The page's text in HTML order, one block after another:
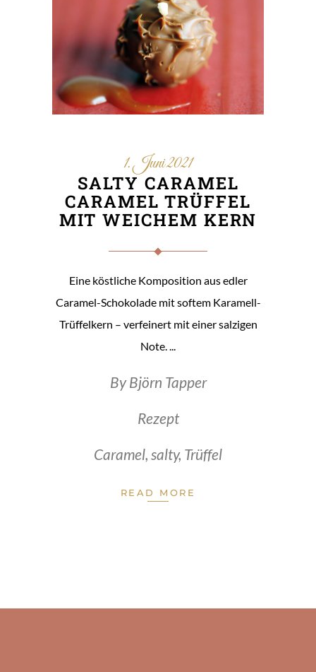
1. Juni 2021
SALTY CARAMEL
CARAMEL TRÜFFEL
MIT WEICHEM KERN
Eine köstliche Komposition aus edler
Caramel-Schokolade mit softem Karamell-
Trüffelkern – verfeinert mit einer salzigen
Note.
ByBjörn Tapper
Rezept
Caramel, salty, Trüffel
READ MORE